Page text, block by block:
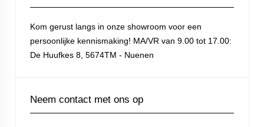
Kom gerust langs in onze showroom voor een
persoonlijke kennismaking! MA/VR van 9.00 tot 17.00:
De Huufkes 8, 5674TM - Nuenen
Neem contact met ons op